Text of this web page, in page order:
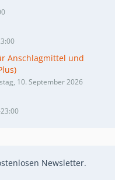
Anschlagmittel und
10. September 2026
Newsletter.